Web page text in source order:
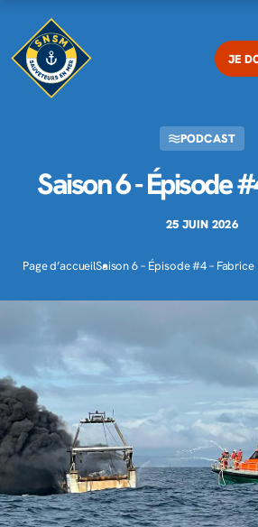
JE
PODCAST
Saison 6 - Épisode
25 JUIN 2026
Page d’accueilSaison 6 – Épisode #4 – Fabrice